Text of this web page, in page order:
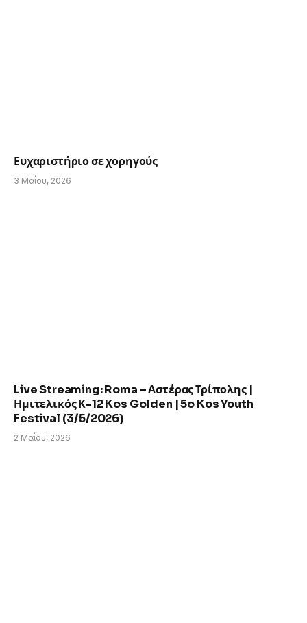
Ευχαριστήριο σε χορηγούς
3 Μαΐου, 2026
Live Streaming: Roma – Αστέρας Τρίπολης |
Ημιτελικός Κ-12 Kos Golden | 5o Kos Youth
Festival (3/5/2026)
2 Μαΐου, 2026